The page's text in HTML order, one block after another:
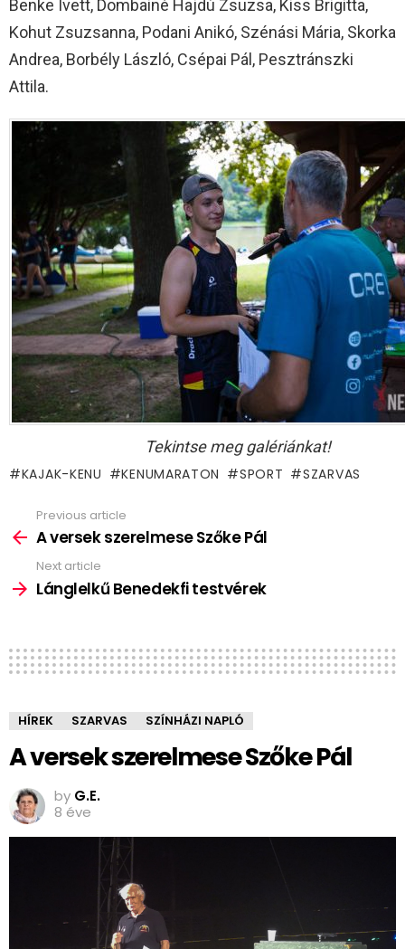
Benke Ivett, Dombainé Hajdú Zsuzsa, Kiss Brigitta,
Kohut Zsuzsanna, Podani Anikó, Szénási Mária, Skorka
Andrea, Borbély László, Csépai Pál, Pesztránszki
Attila.
Tekintse meg galériánkat!
KAJAK-KENU KENUMARATON SPORT SZARVAS
more
Previous article
A versek szerelmese Szőke Pál
Next article
Lánglelkű Benedekfi testvérek
HÍREK SZARVAS SZÍNHÁZI NAPLÓ
A versek szerelmese Szőke Pál
by G.E.
8 éve